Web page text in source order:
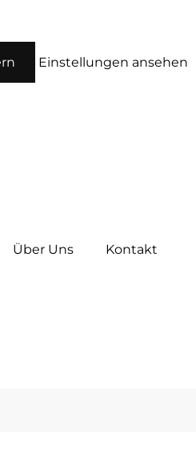
Einstellungen ansehen
Über Uns Kontakt